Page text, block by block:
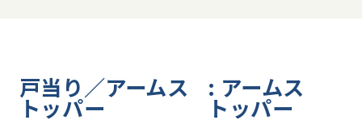
戸当り／アームス
トッパー
: アームス
トッパー